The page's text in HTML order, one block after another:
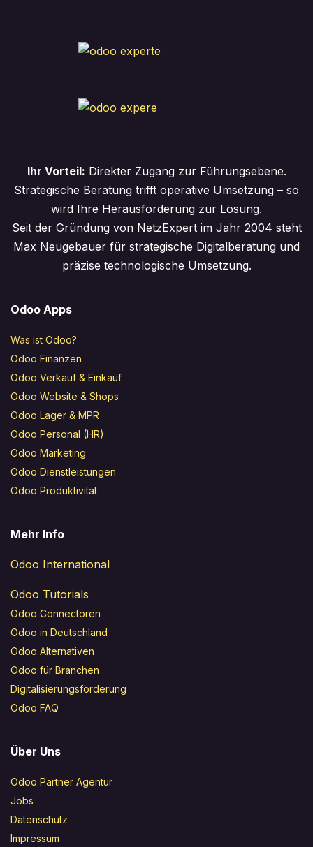
Ihr Vorteil: Direkter Zugang zur Führungsebene.
Strategische Beratung trifft operative Umsetzung – so
wird Ihre Herausforderung zur Lösung.
Seit der Gründung von NetzExpert im Jahr 2004 steht
Max Neugebauer für strategische Digitalberatung und
präzise technologische Umsetzung.
Odoo Apps
Was ist Odoo?
Odoo Finanzen
Odoo Verkauf & Einkauf
Odoo Website & Shops
Odoo Lager & MPR
Odoo Personal (HR)
Odoo Marketing
Odoo Dienstleistungen
Odoo Produktivität
Mehr Info
Odoo International
Odoo Tutorials
Odoo Connectoren
Odoo in Deutschland
Odoo Alternativen
Odoo für Branchen
Digitalisierungsförderung
Odoo FAQ
Über Uns
Odoo Partner Agentur
Jobs
Datenschutz
Impressum